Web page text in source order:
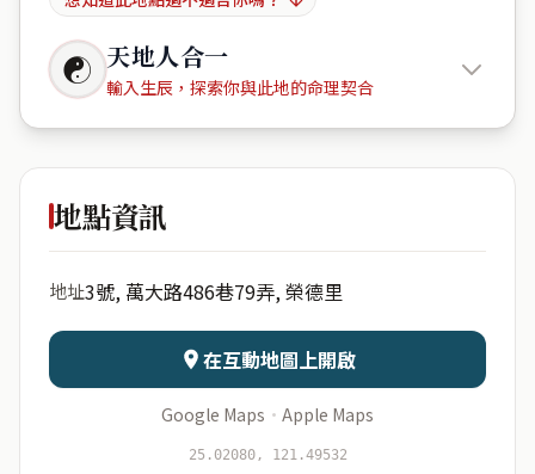
☯ 天地人合一
輸入生辰，探索你與此地的命理契合
榮德里萬
日期 出生時辰
資料僅用於即時分析，不會儲存於伺服器
地點資訊
地址3號, 萬大路486巷79弄, 榮德里
在互動地圖上開啟
Google Maps · Apple Maps
25.02080, 121.49532